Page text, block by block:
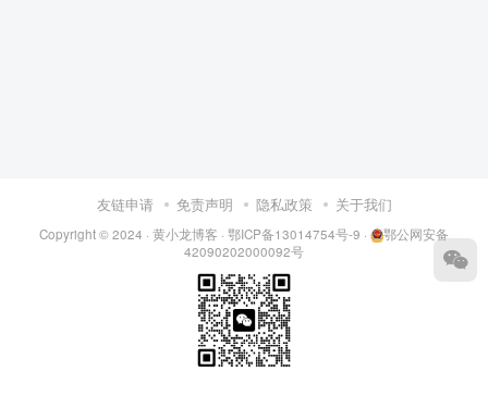
友链申请 免责声明 隐私政策 关于我们
Copyright © 2024 ·黄小龙博客 ·鄂ICP备13014754号-9 ·
鄂公网安备
42090202000092号